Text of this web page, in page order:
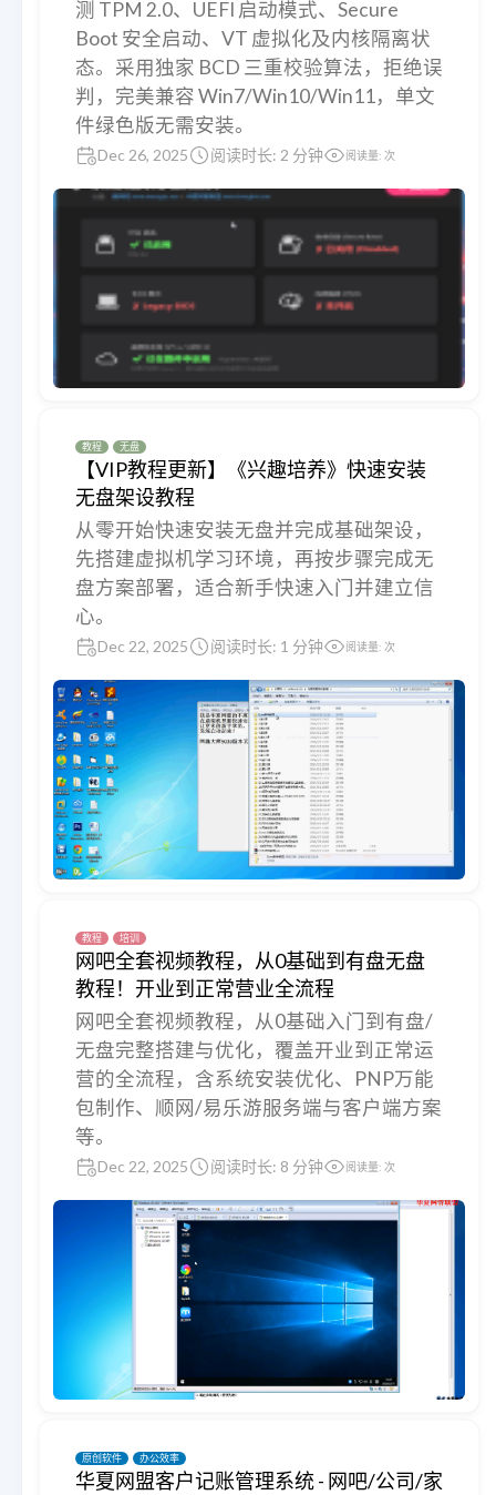
测 TPM 2.0、UEFI 启动模式、Secure
Boot 安全启动、VT 虚拟化及内核隔离状
态。采用独家 BCD 三重校验算法，拒绝误
判，完美兼容 Win7/Win10/Win11，单文
件绿色版无需安装。
Dec 26, 2025 阅读时长: 2 分钟 阅读量: 次
教程 无盘
【VIP教程更新】《兴趣培养》快速安装
无盘架设教程
从零开始快速安装无盘并完成基础架设，
先搭建虚拟机学习环境，再按步骤完成无
盘方案部署，适合新手快速入门并建立信
心。
Dec 22, 2025 阅读时长: 1 分钟 阅读量: 次
教程 培训
网吧全套视频教程，从0基础到有盘无盘
教程！开业到正常营业全流程
网吧全套视频教程，从0基础入门到有盘/
无盘完整搭建与优化，覆盖开业到正常运
营的全流程，含系统安装优化、PNP万能
包制作、顺网/易乐游服务端与客户端方案
等。
Dec 22, 2025 阅读时长: 8 分钟 阅读量: 次
原创软件 办公效率
华夏网盟客户记账管理系统 - 网吧/公司/家